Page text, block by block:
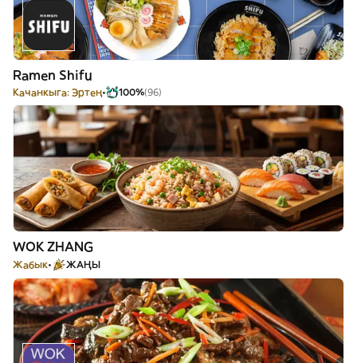
Ramen Shifu
Качанкыга: Эртең 100%(96)
WOK ZHANG
Жабык ЖАҢЫ